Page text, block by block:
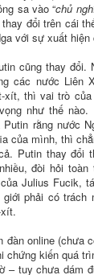
sa vào “chủ
đổi trên cái
với sự xuất hiện
cũng thay đổi.
các nước Liên
xít, thì vai trò
như thế
rằng nước
của mình, thì
Putin thay đổi
đòi hỏi toàn
Julius Fucik,
phải có trách
online (chưa
kiến quá
– tuy chưa dám